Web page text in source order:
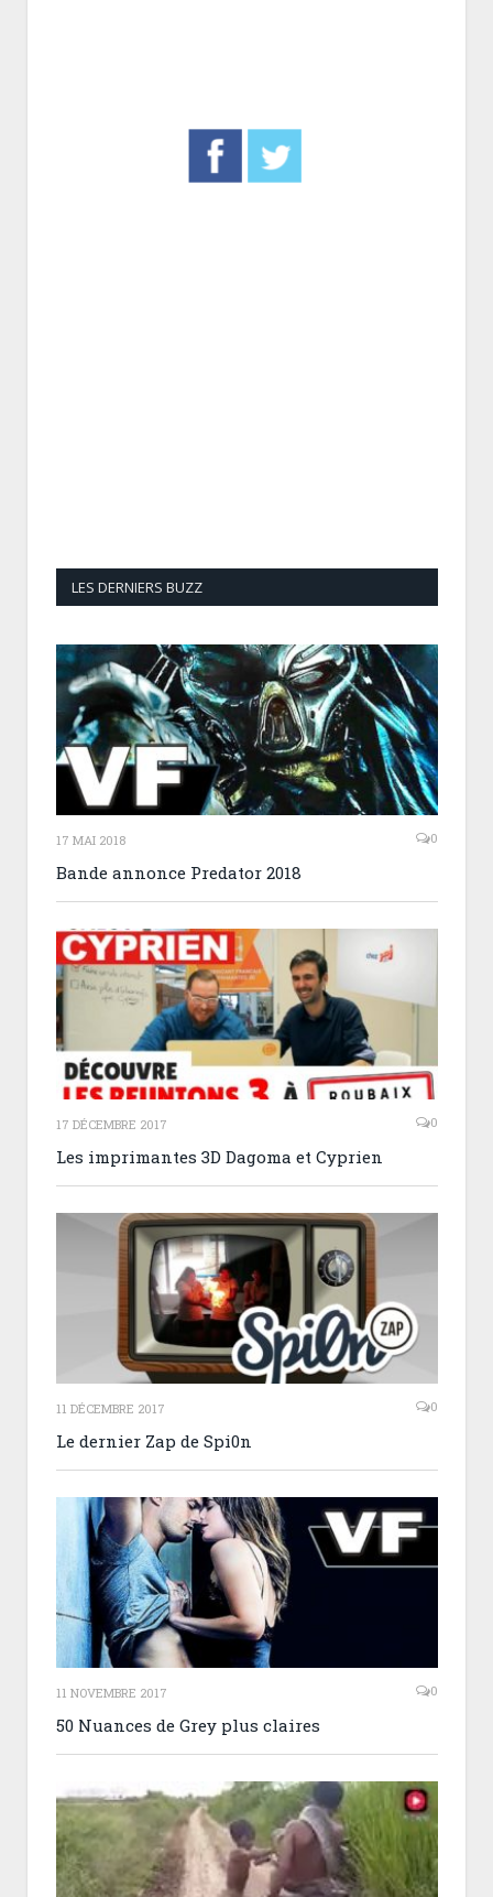
LES DERNIERS BUZZ
17 MAI 2018 0
Bande annonce Predator 2018
17 DÉCEMBRE 2017 0
Les imprimantes 3D Dagoma et Cyprien
11 DÉCEMBRE 2017 0
Le dernier Zap de Spi0n
11 NOVEMBRE 2017 0
50 Nuances de Grey plus claires